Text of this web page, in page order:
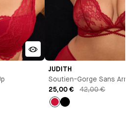
JUDITH
Soutien-Gorge Sans
25,00 €
42,00 €